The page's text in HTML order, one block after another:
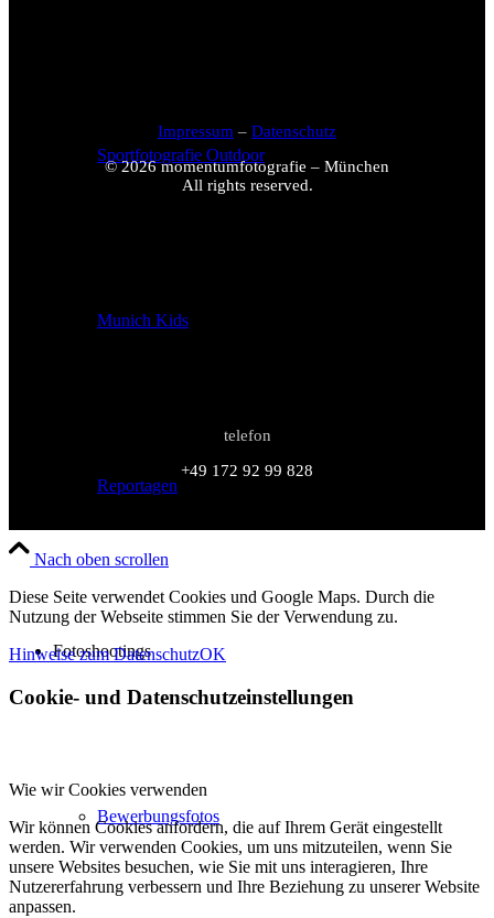
Sportfotografie Outdoor
Munich Kids
Reportagen
Fotoshootings
Bewerbungsfotos
Impressum – Datenschutz
© 2026 momentumfotografie – München
All rights reserved.
telefon
+49 172 92 99 828
Nach oben scrollen
Diese Seite verwendet Cookies und Google Maps. Durch die
Nutzung der Webseite stimmen Sie der Verwendung zu.
Hinweise zum DatenschutzOK
Cookie- und Datenschutzeinstellungen
Wie wir Cookies verwenden
Wir können Cookies anfordern, die auf Ihrem Gerät eingestellt
werden. Wir verwenden Cookies, um uns mitzuteilen, wenn Sie
unsere Websites besuchen, wie Sie mit uns interagieren, Ihre
Nutzererfahrung verbessern und Ihre Beziehung zu unserer Website
anpassen.